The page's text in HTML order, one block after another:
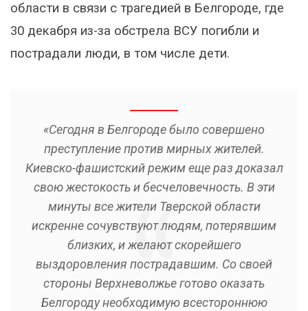
области в связи с трагедией в Белгороде, где
30 декабря из-за обстрела ВСУ погибли и
пострадали люди, в том числе дети.
«Сегодня в Белгороде было совершено
преступление против мирных жителей.
Киевско-фашистский режим еще раз доказал
свою жестокость и бесчеловечность. В эти
минуты все жители Тверской области
искренне сочувствуют людям, потерявшим
близких, и желают скорейшего
выздоровления пострадавшим. Со своей
стороны Верхневолжье готово оказать
Белгороду необходимую всестороннюю